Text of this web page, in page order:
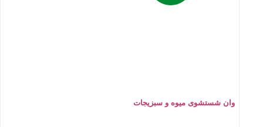
وان شستشوی میوه و سبزیجات